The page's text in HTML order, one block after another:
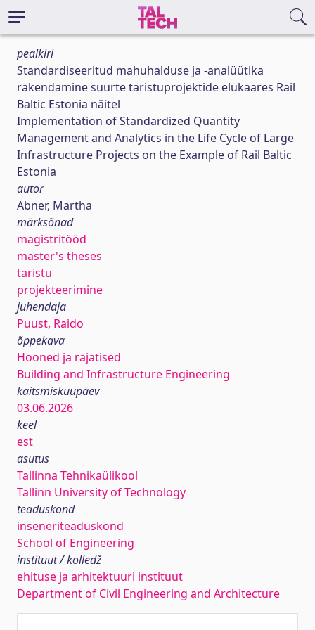
pealkiri
Standardiseeritud mahuhalduse ja -analüütika
rakendamine suurte taristuprojektide elukaares Rail
Baltic Estonia näitel
Implementation of Standardized Quantity
Management and Analytics in the Life Cycle of Large
Infrastructure Projects on the Example of Rail Baltic
Estonia
autor
Abner, Martha
märksõnad
magistritööd
master's theses
taristu
projekteerimine
juhendaja
Puust, Raido
õppekava
Hooned ja rajatised
Building and Infrastructure Engineering
kaitsmiskuupäev
03.06.2026
keel
est
asutus
Tallinna Tehnikaülikool
Tallinn University of Technology
teaduskond
inseneriteaduskond
School of Engineering
instituut / kolledž
ehituse ja arhitektuuri instituut
Department of Civil Engineering and Architecture